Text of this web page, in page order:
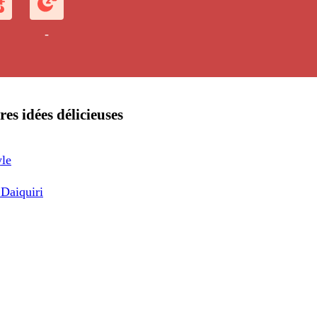
-
idées délicieuses